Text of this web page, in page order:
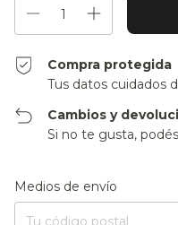
Compra protegida
Tus datos cuidados
Cambios y
Si no te gusta,
Entregas para el CP:
Medios de envío